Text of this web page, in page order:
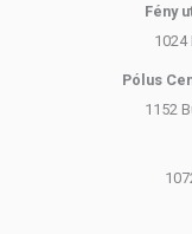
Fény
1024
Pólus
1152